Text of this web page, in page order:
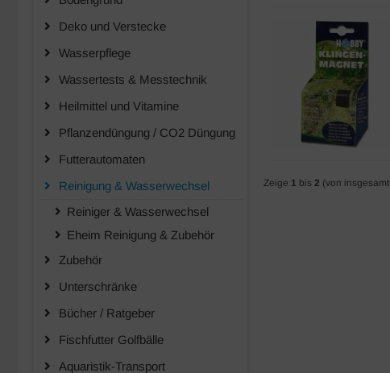
Zeige 1 bis 2 (von insgesamt
Deko und Verstecke
Wasserpflege
Wassertests & Messtechnik
Heilmittel und Vitamine
Pflanzendüngung / CO2 Düngung
Futterautomaten
Reinigung & Wasserwechsel
Reiniger & Wasserwechsel
Eheim Reinigung & Zubehör
Zubehör
Unterschränke
Bücher / Ratgeber
Fischfutter Golfbälle
Aquaristik-Transport